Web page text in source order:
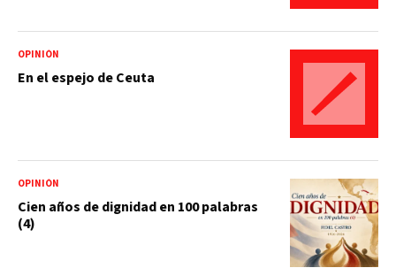
OPINIÓN
En el espejo de Ceuta
OPINIÓN
Cien años de dignidad en 100 palabras
(4)